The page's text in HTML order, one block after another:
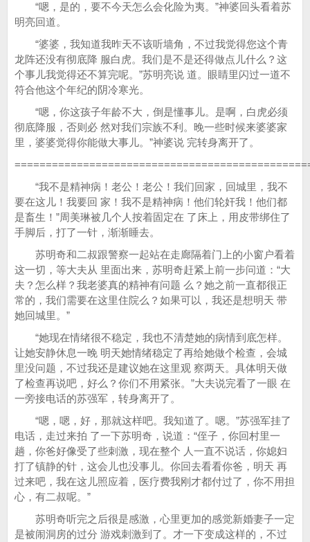
“嗯，是的，要不今天怎么会化险为夷。”神婆回头看着苏
明亮回道。
“婆婆，我知道我昨天不该听墙角，不过我觉得您这个青
龙阵还没有彻底降 服白虎。我们是不是还得做点儿什么？这
个事儿我觉得还不算完呢。”苏明亮说 道。眼睛里闪过一道不
符合他这个年纪的阴冷寒光。
“嗯，你这孩子年龄不大，倒是懂事儿。是啊，白虎必须
彻底降服，否则必 然对我们宗族不利。晚一些时候来婆婆家
里，婆婆觉得你能做大事儿。”神婆说 完转身离开了。
“我不是精神病！老公！老公！我们回家，回城里，我不
要在这儿！我要回 家！我不是精神病！他们轮奸我！他们都
是畜生！”周美琳被几个人按着固定在 了床上，用皮带绑住了
手脚后，打了一针，渐渐睡去。
苏明奇和二叔跟警察一起站在走廊隔着门上的小窗户看着
这一切，等大夫从 里面出来，苏明奇赶紧上前一步问道：“大
夫？怎么样？我老婆真的精神有问题 么？她之前一直都很正
常的，我们需要在这里住院么？如果可以，我还是想明天 带
她回城里。”
“她现在情绪很不稳定，我也不清楚她的病情到底怎样。
让她安静休息一晚 明天她情绪稳定了再给她做个检查，会城
里没问题，不过我还是建议她在这里观 察两天。具体明天做
了检查再说吧，好么？你们不用紧张。”大夫说完看了一眼 在
一旁接电话的苏强军，转身离开了。
“嗯，嗯，好，那就这样吧。我知道了。嗯。”苏强军挂了
电话，走过来拍 了一下苏明奇，说道：“侄子，你回村里一
趟，你爸好像受了些刺激，现在整个 人一直不说话，你媳妇
打了镇静的针，这会儿也没事儿。你回去看看你爸，明天 再
过来吧，我在这儿照应着，医疗费我刚才都付过了，你不用担
心，有二叔呢。”
苏明奇听完之后很是感激，心里更加的感觉新婚妻子一定
是被闹洞房的过分 游戏刺激到了。才一下变成这样的，不过